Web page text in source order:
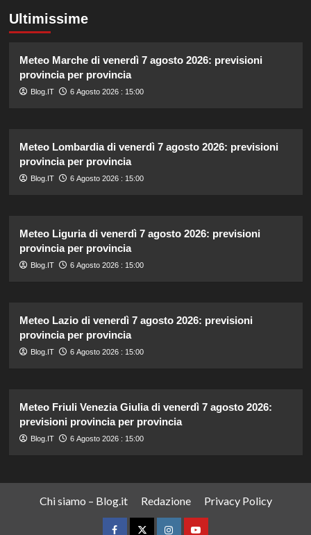
Ultimissime
Meteo Marche di venerdì 7 agosto 2026: previsioni
provincia per provincia
Blog.IT 6 Agosto 2026 : 15:00
Meteo Lombardia di venerdì 7 agosto 2026: previsioni
provincia per provincia
Blog.IT 6 Agosto 2026 : 15:00
Meteo Liguria di venerdì 7 agosto 2026: previsioni
provincia per provincia
Blog.IT 6 Agosto 2026 : 15:00
Meteo Lazio di venerdì 7 agosto 2026: previsioni
provincia per provincia
Blog.IT 6 Agosto 2026 : 15:00
Meteo Friuli Venezia Giulia di venerdì 7 agosto 2026:
previsioni provincia per provincia
Blog.IT 6 Agosto 2026 : 15:00
Chi siamo – Blog.it Redazione Privacy Policy